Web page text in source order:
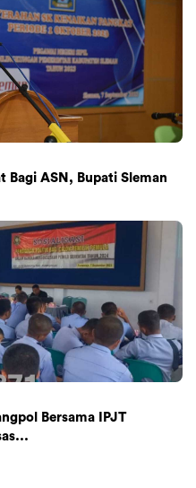
Bagi ASN, Bupati Sleman
Bersama IPJT